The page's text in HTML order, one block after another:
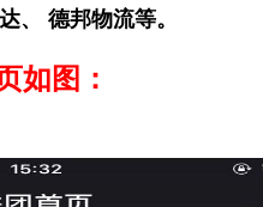
、 德邦物流等。
如图：